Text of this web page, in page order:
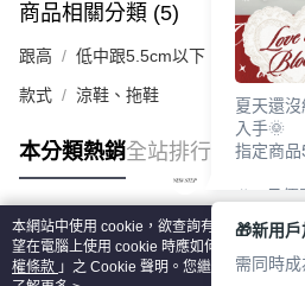
商品相關分類 (5)
跟高 低中跟5.5cm以下
款式 涼鞋、拖鞋
本分類熱銷全站排行
熱門標籤
本網站中使用 cookie，欲查詢有關本網站使用
望在電腦上使用 cookie 時應如何變更電腦的
權條款 」之 Cookie 聲明。您繼續使用本網站
夏天還
入手🌞
指定商
🎉 8月優
①LINE
②每周限
③指定商
🎁新用
需同時